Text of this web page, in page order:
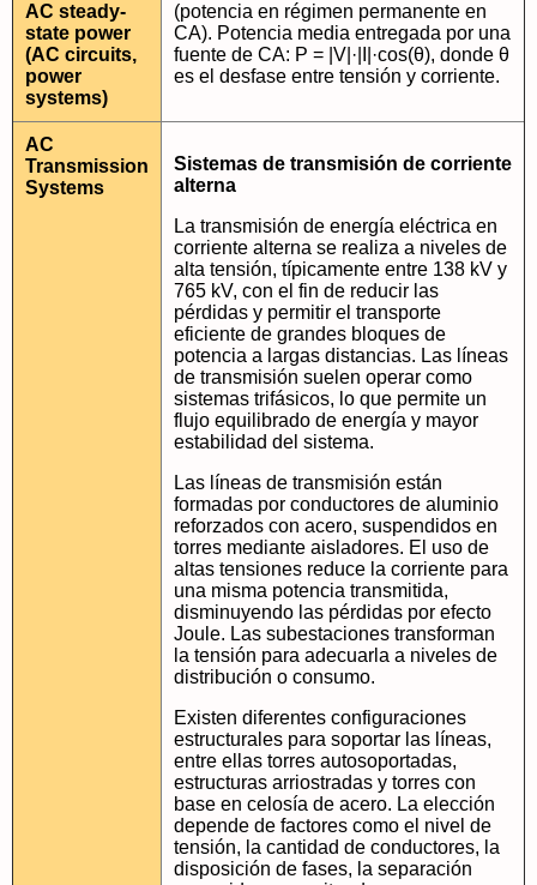
AC steady-
state power
(AC circuits,
power
systems)
(potencia en régimen permanente en
CA). Potencia media entregada por una
fuente de CA: P = |V|·|I|·cos(θ), donde θ
es el desfase entre tensión y corriente.
AC
Transmission
Systems
Sistemas de transmisión de corriente
alterna
La transmisión de energía eléctrica en
corriente alterna se realiza a niveles de
alta tensión, típicamente entre 138 kV y
765 kV, con el fin de reducir las
pérdidas y permitir el transporte
eficiente de grandes bloques de
potencia a largas distancias. Las líneas
de transmisión suelen operar como
sistemas trifásicos, lo que permite un
flujo equilibrado de energía y mayor
estabilidad del sistema.
Las líneas de transmisión están
formadas por conductores de aluminio
reforzados con acero, suspendidos en
torres mediante aisladores. El uso de
altas tensiones reduce la corriente para
una misma potencia transmitida,
disminuyendo las pérdidas por efecto
Joule. Las subestaciones transforman
la tensión para adecuarla a niveles de
distribución o consumo.
Existen diferentes configuraciones
estructurales para soportar las líneas,
entre ellas torres autosoportadas,
estructuras arriostradas y torres con
base en celosía de acero. La elección
depende de factores como el nivel de
tensión, la cantidad de conductores, la
disposición de fases, la separación